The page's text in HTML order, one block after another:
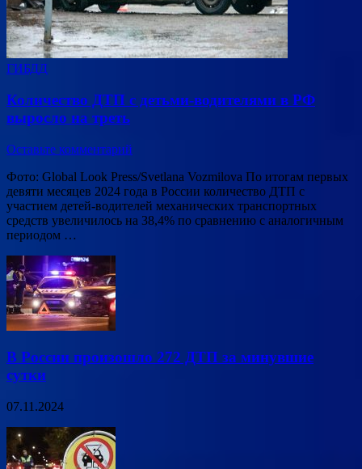
ГИБДД
Количество ДТП с детьми-водителями в РФ
выросло на треть
Оставьте комментарий
Фото: Global Look Press/Svetlana Vozmilova По итогам первых
девяти месяцев 2024 года в России количество ДТП с
участием детей-водителей механических транспортных
средств увеличилось на 38,4% по сравнению с аналогичным
периодом …
В России произошло 272 ДТП за минувшие
сутки
07.11.2024